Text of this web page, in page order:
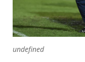
undefined